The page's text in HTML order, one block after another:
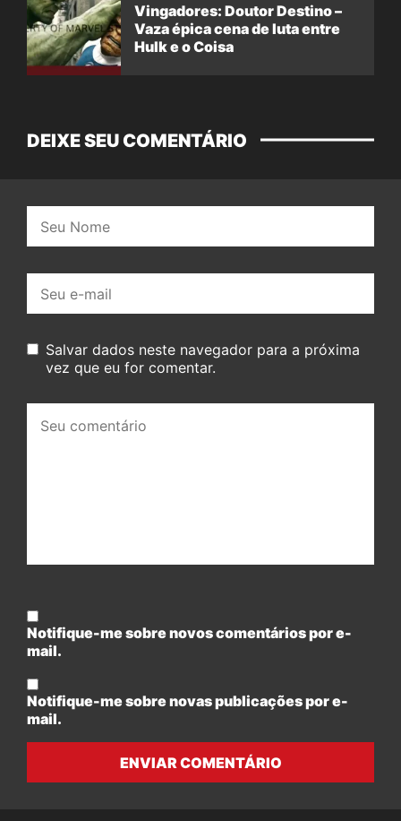
Vingadores: Doutor Destino –
Vaza épica cena de luta entre
Hulk e o Coisa
DEIXE SEU COMENTÁRIO
mail:
Salvar dados neste navegador para a próxima
vez que eu for comentar.
comentário:
Notifique-me sobre novos comentários por e-
mail.
Notifique-me sobre novas publicações por e-
mail.
ENVIAR COMENTÁRIO